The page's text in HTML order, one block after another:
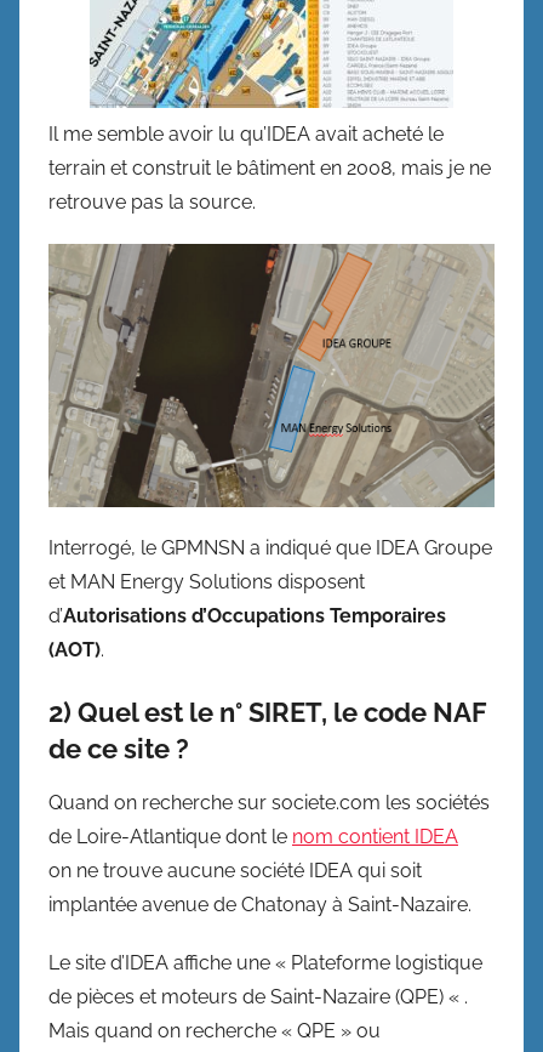
Il me semble avoir lu qu’IDEA avait acheté le
terrain et construit le bâtiment en 2008, mais je ne
retrouve pas la source.
Interrogé, le GPMNSN a indiqué que IDEA Groupe
et MAN Energy Solutions disposent
d’Autorisations d’Occupations Temporaires
(AOT).
2) Quel est le n° SIRET, le code NAF
de ce site ?
Quand on recherche sur societe.com les sociétés
de Loire-Atlantique dont le nom contient IDEA
on ne trouve aucune société IDEA qui soit
implantée avenue de Chatonay à Saint-Nazaire.
Le site d’IDEA affiche une « Plateforme logistique
de pièces et moteurs de Saint-Nazaire (QPE) « .
Mais quand on recherche « QPE » ou